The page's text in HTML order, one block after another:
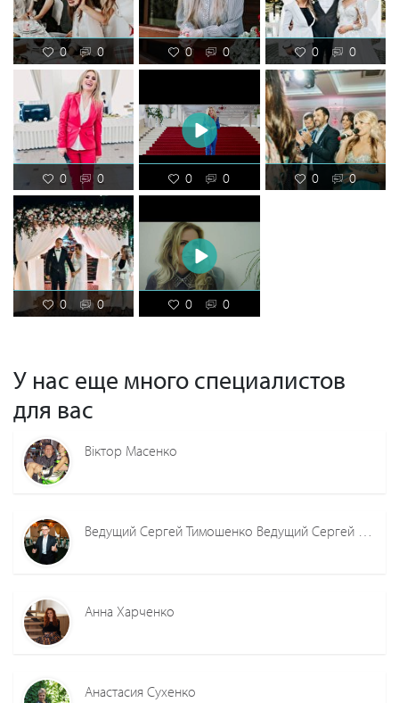
0 0 0 0 0 0
0 0 0 0 0 0
0 0 0 0
У нас еще много специалистов
для вас
Віктор Масенко
Анна Харченко
Анастасия Сухенко